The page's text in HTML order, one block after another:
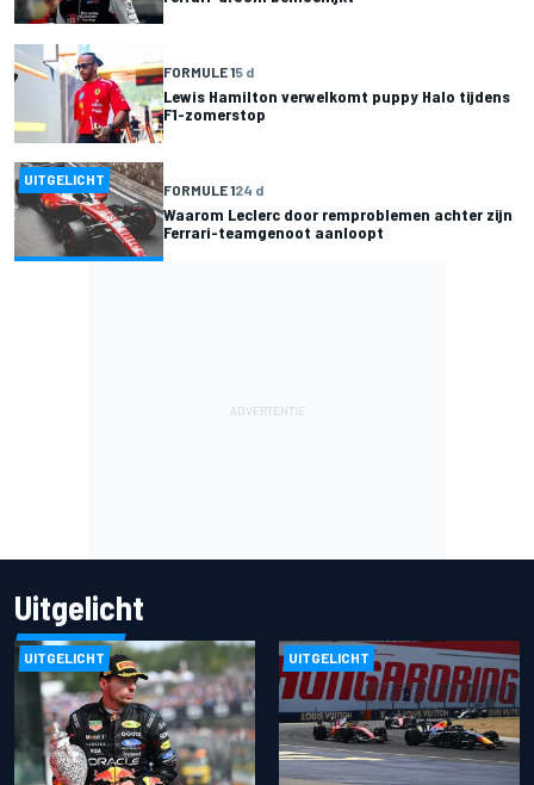
FORMULE 15 d
Lewis Hamilton verwelkomt puppy Halo tijdens
F1-zomerstop
UITGELICHT
FORMULE 124 d
Waarom Leclerc door remproblemen achter zijn
Ferrari-teamgenoot aanloopt
Uitgelicht
UITGELICHT UITGELICHT